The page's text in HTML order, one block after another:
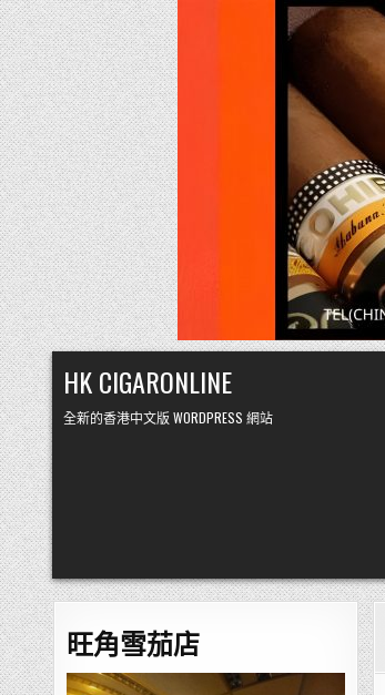
Skip
to
content
HK CIGARONLINE
全新的香港中文版 WORDPRESS 網站
旺角雪茄店